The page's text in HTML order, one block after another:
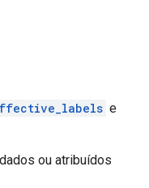
e
ou atribuídos